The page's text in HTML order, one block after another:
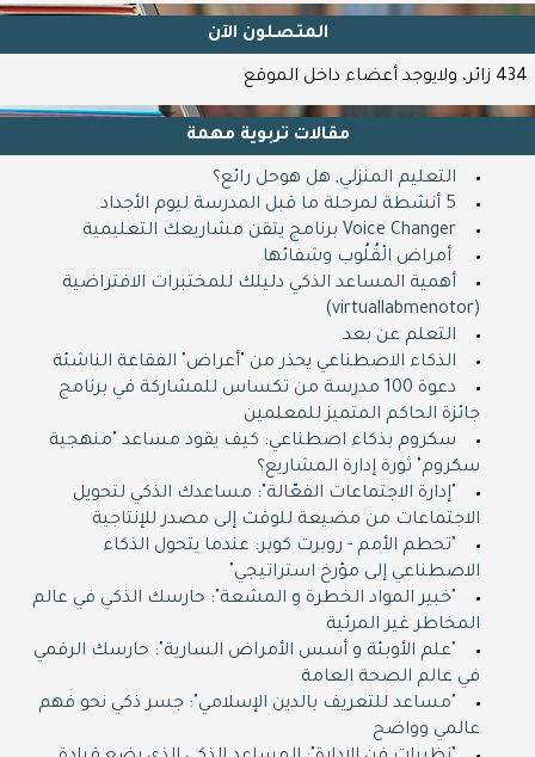
تدريب عن طريق
الانترنت
zoom عبر منصة زوم
شهادات و اعتمادات
دولية و محلية
ZOOM
Shop now
المتصلون اﻵن
434 زائر، ولايوجد أعضاء داخل الموقع
مقالات تربوية مهمة
التعليم المنزلي, هل هوحل رائع؟
5 أنشطة لمرحلة ما قبل المدرسة ليوم الأجداد
Voice Changer برنامج يتقن مشاريعك التعليمية
​ ​ أمراض الْقُلُوب وشفائها
أهمية المساعد الذكي دليلك للمختبرات الافتراضية
(virtuallabmenotor)
التعلم عن بعد
الذكاء الاصطناعي يحذر من "أعراض" الفقاعة الناشئة
دعوة 100 مدرسة من تكساس للمشاركة في برنامج
جائزة الحاكم المتميز للمعلمين
سكروم بذكاء اصطناعي: كيف يقود مساعد "منهجية
سكروم" ثورة إدارة المشاريع؟
"إدارة الاجتماعات الفعّالة": مساعدك الذكي لتحويل
الاجتماعات من مضيعة للوقت إلى مصدر للإنتاجية
"تحطم الأمم - روبرت كوبر: عندما يتحول الذكاء
الاصطناعي إلى مؤرخ استراتيجي"
"خبير المواد الخطرة و المشعة": حارسك الذكي في عالم
المخاطر غير المرئية
"علم الأوبئة و أسس الأمراض السارية": حارسك الرقمي
في عالم الصحة العامة
"مساعد للتعريف بالدين الإسلامي": جسر ذكي نحو فهم
عالمي وواضح